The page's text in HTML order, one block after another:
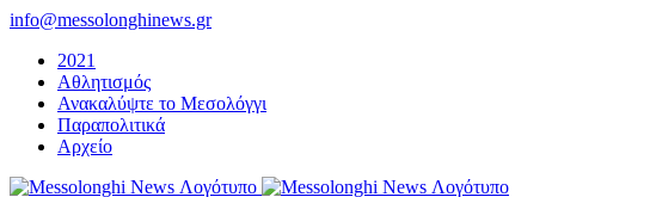
Μετάβαση
περιεχόμενο
info@messolonghinews.gr
2021
Αθλητισμός
Ανακαλύψτε το Μεσολόγγι
Παραπολιτικά
Αρχείο